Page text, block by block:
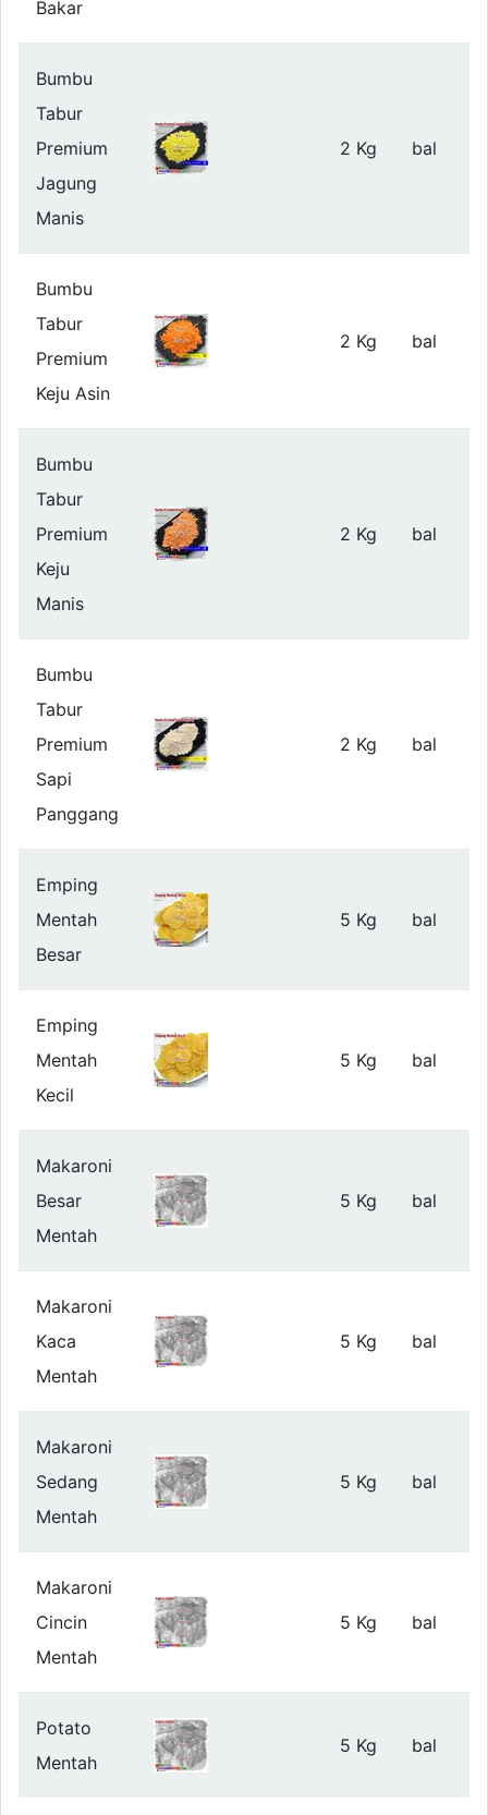
Bakar
Bumbu
Tabur
Premium
Jagung
Manis
2 Kg bal
Bumbu
Tabur
Premium
Keju Asin
2 Kg bal
Bumbu
Tabur
Premium
Keju
Manis
2 Kg bal
Bumbu
Tabur
Premium
Sapi
Panggang
2 Kg bal
Emping
Mentah
Besar
5 Kg bal
Emping
Mentah
Kecil
5 Kg bal
Makaroni
Besar
Mentah
5 Kg bal
Makaroni
Kaca
Mentah
5 Kg bal
Makaroni
Sedang
Mentah
5 Kg bal
Makaroni
Cincin
Mentah
5 Kg bal
Potato
Mentah
5 Kg bal